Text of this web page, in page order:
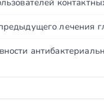
лечения